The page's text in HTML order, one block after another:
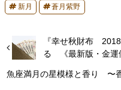
新月 蒼月紫野
『幸せ秋財布
る 《最新版・金運
魚座満月の星模様と香り 〜